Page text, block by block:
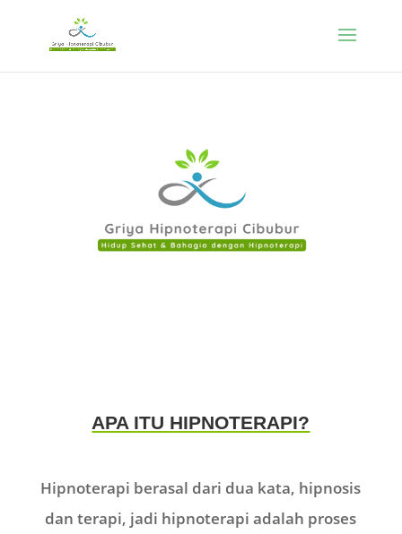
APA ITU HIPNOTERAPI?
Hipnoterapi berasal dari dua kata, hipnosis
dan terapi, jadi hipnoterapi adalah proses